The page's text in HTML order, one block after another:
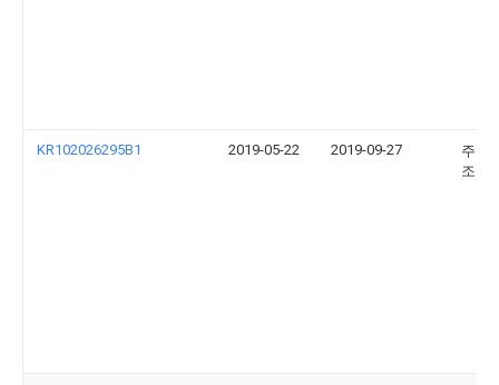
KR102026295B1 2019-05-22 2019-09-27
주식
조명